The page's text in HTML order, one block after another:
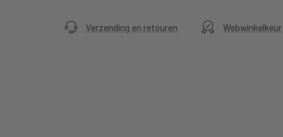
Verzending en retouren Webwinkelkeur